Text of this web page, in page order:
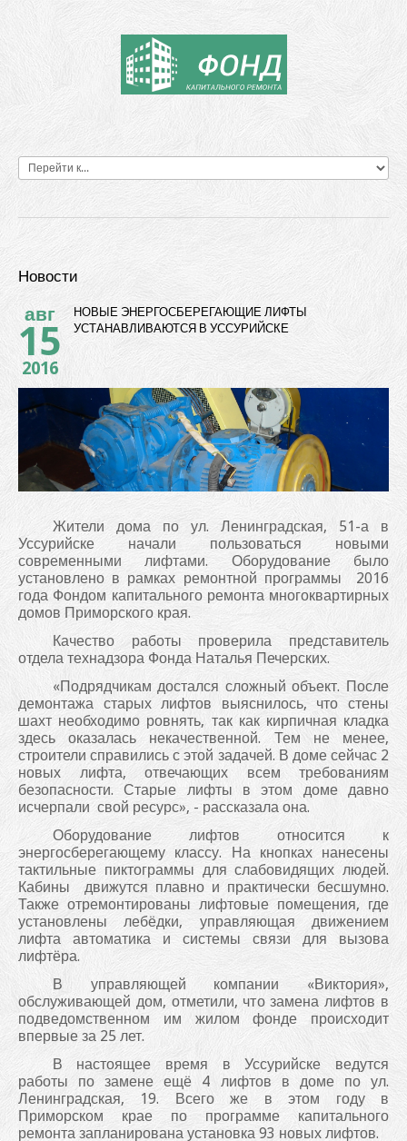
Новости
авг
15
2016
НОВЫЕ ЭНЕРГОСБЕРЕГАЮЩИЕ ЛИФТЫ
УСТАНАВЛИВАЮТСЯ В УССУРИЙСКЕ
Жители дома по ул. Ленинградская, 51-а в
Уссурийске начали пользоваться новыми
современными лифтами. Оборудование было
установлено в рамках ремонтной программы 2016
года Фондом капитального ремонта многоквартирных
домов Приморского края.
Качество работы проверила представитель
отдела технадзора Фонда Наталья Печерских.
«Подрядчикам достался сложный объект. После
демонтажа старых лифтов выяснилось, что стены
шахт необходимо ровнять, так как кирпичная кладка
здесь оказалась некачественной. Тем не менее,
строители справились с этой задачей. В доме сейчас 2
новых лифта, отвечающих всем требованиям
безопасности. Старые лифты в этом доме давно
исчерпали свой ресурс», - рассказала она.
Оборудование лифтов относится к
энергосберегающему классу. На кнопках нанесены
тактильные пиктограммы для слабовидящих людей.
Кабины движутся плавно и практически бесшумно.
Также отремонтированы лифтовые помещения, где
установлены лебёдки, управляющая движением
лифта автоматика и системы связи для вызова
лифтёра.
В управляющей компании «Виктория»,
обслуживающей дом, отметили, что замена лифтов в
подведомственном им жилом фонде происходит
впервые за 25 лет.
В настоящее время в Уссурийске ведутся
работы по замене ещё 4 лифтов в доме по ул.
Ленинградская, 19. Всего же в этом году в
Приморском крае по программе капитального
ремонта запланирована установка 93 новых лифтов.